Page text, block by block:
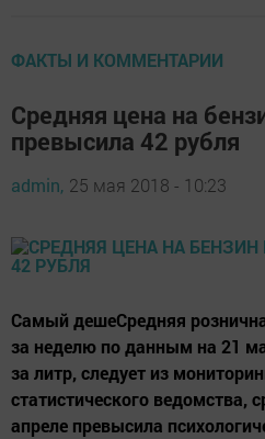
ФАКТЫ И КОММЕНТАРИИ
Средняя цена на
превысила 42 рубля
admin, 25 мая 2018 - 10:23
Самый дешеСредняя
за неделю по данным на 21
за литр, следует из
статистического ведомства,
апреле превысила